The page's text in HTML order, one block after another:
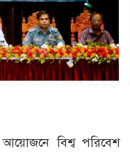
বিশ্ব পরিবেশ